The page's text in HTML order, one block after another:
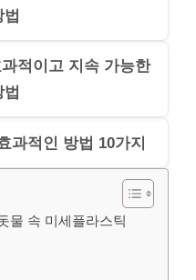
법
적이고 지속 가능한
법
과적인 방법 10가지
물 속 미세플라스틱